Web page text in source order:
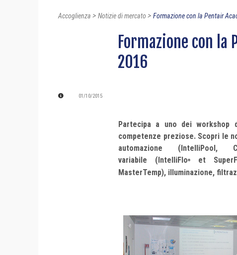
Accoglienza > Notizie di mercato > Formazione con la Pentair
Formazione con
2016
01/10/2015
Partecipa a uno dei workshop
competenze preziose. Scopri le
automazione (IntelliPool,
variabile (IntelliFlo® et
MasterTemp), illuminazione,